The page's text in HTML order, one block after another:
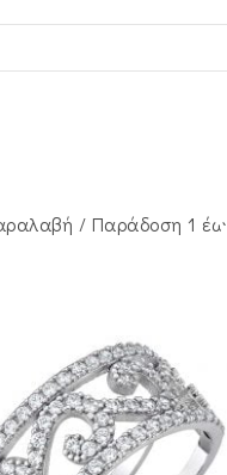
/ Παράδoση 1